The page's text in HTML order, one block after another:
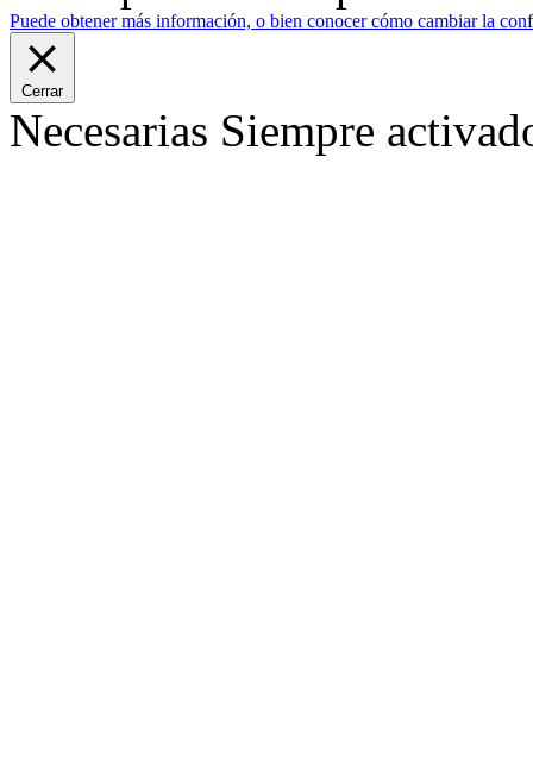
Puede obtener más información, o bien conocer cómo cambiar la
Cerrar
Necesarias Siempre